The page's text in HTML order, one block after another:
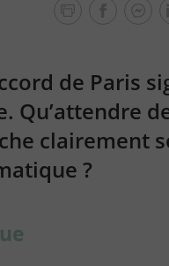
de Paris
Qu’attendre
clairement
?